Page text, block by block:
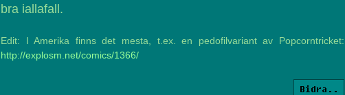
bra iallafall.
Edit: I Amerika finns det mesta, t.ex. en pedofilvariant av Popcorntricket:
http://explosm.net/comics/1366/
Bidra..